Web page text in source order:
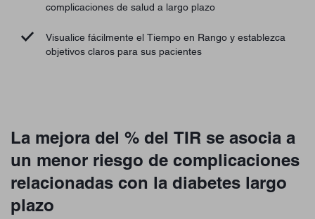
complicaciones de salud a largo plazo
Visualice fácilmente el Tiempo en Rango y establezca
objetivos claros para sus pacientes
La mejora del % del TIR se asocia a
un menor riesgo de complicaciones
relacionadas con la diabetes largo
plazo